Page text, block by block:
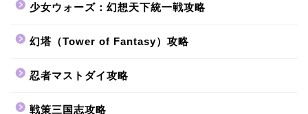
少女ウォーズ：幻想天下統一戦攻略
幻塔（Tower of Fantasy）攻略
忍者マストダイ攻略
戦策三国志攻略